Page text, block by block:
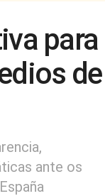
para
de
ante os